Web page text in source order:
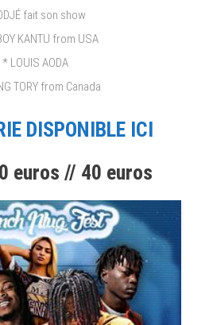
fait son show
KANTU from USA
* LOUIS AODA
TORY from Canada
DISPONIBLE ICI
euros // 40 euros